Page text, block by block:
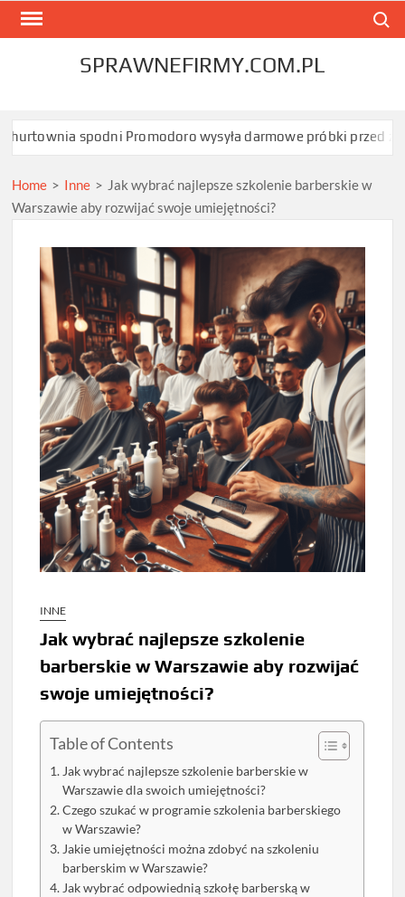
Skip
SPRAWNEFIRMY.COM.PL
Promodoro wysyła darmowe próbki przed zamówieniem?
Home > Inne > Jak wybrać najlepsze szkolenie barberskie w
Warszawie aby rozwijać swoje umiejętności?
INNE
Jak wybrać najlepsze szkolenie
barberskie w Warszawie aby rozwijać
swoje umiejętności?
Table of Contents
Jak wybrać najlepsze szkolenie barberskie w
Warszawie dla swoich umiejętności?
Czego szukać w programie szkolenia barberskiego
w Warszawie?
Jakie umiejętności można zdobyć na szkoleniu
barberskim w Warszawie?
Jak wybrać odpowiednią szkołę barberską w